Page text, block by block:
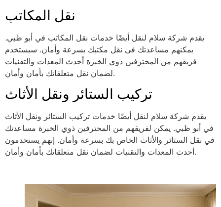
نقل المكاتب
يقدم شركة سلام لنقل أيضًا خدمات نقل المكاتب في أبو ظبي.
يمكنهم مساعدتك في نقل مكتبك بسرعة وأمان. سيستخدم
فريقهم من المحترفين ذوي الخبرة أحدث المعدات والتقنيات
لضمان نقل متعلقاتك بأمان وأمان.
تركيب الستائر ونقل الأثاث
يقدم شركة سلام لنقل أيضًا خدمات تركيب الستائر ونقل الأثاث
في أبو ظبي. يمكن لفريقهم من المحترفين ذوي الخبرة مساعدتك
في نقل الستائر والأثاث الخاص بك بسرعة وأمان. إنهم يستخدمون
أحدث المعدات والتقنيات لضمان نقل متعلقاتك بأمان وأمان.